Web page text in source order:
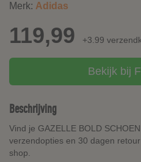
Merk: Adidas
119,99 +3.99
Bekijk bij
Beschrijving
Vind je GAZELLE BOLD
verzendopties en 30 dagen
shop.